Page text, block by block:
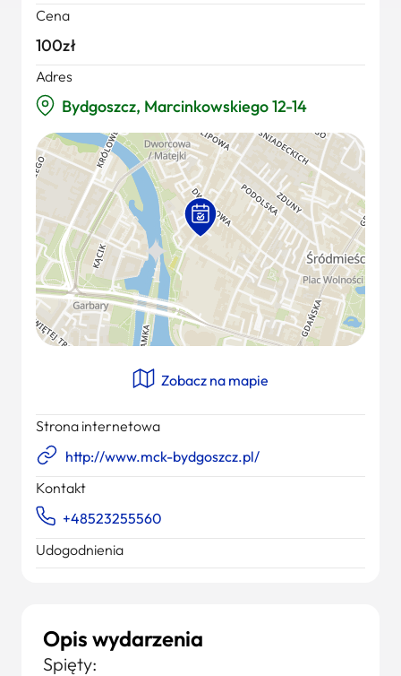
Opis wydarzenia
Spięty:
Cena
100zł
Adres
Bydgoszcz, Marcinkowskiego 12-14
Zobacz na mapie
Strona internetowa
http://www.mck-bydgoszcz.pl/
Kontakt
+48523255560
Udogodnienia